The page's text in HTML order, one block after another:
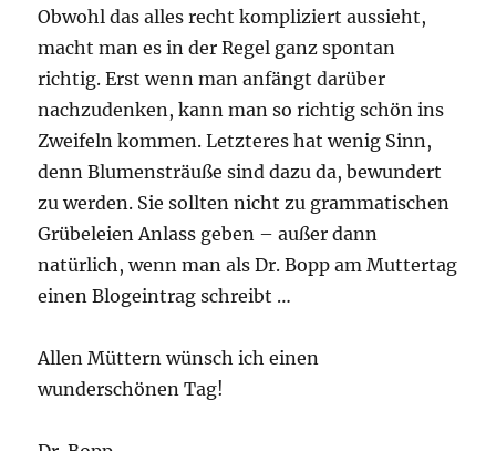
Obwohl das alles recht kompliziert aussieht,
macht man es in der Regel ganz spontan
richtig. Erst wenn man anfängt darüber
nachzudenken, kann man so richtig schön ins
Zweifeln kommen. Letzteres hat wenig Sinn,
denn Blumensträuße sind dazu da, bewundert
zu werden. Sie sollten nicht zu grammatischen
Grübeleien Anlass geben – außer dann
natürlich, wenn man als Dr. Bopp am Muttertag
einen Blogeintrag schreibt …
Allen Müttern wünsch ich einen
wunderschönen Tag!